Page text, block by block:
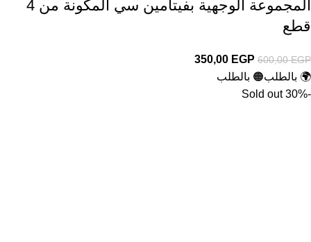
المجموعة الوجهية بفيتامين سي المكونة من 4
قطع
600,00EGP
350,00 EGP
🌍 بالطلب🟠 بالطلب
-30%
Sold out